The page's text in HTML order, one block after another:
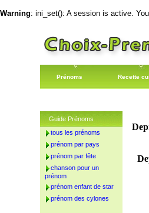
Warning: ini_set(): A session is active.
Prénoms Recette
Guide Prénoms
tous les prénoms
prénom par pays
prénom par fête
chanson pour un
prénom
prénom enfant de star
prénom des cylones